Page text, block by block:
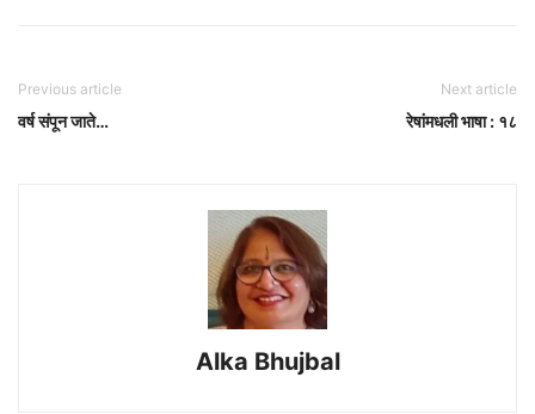
Previous article
वर्ष संपून जाते…
Next article
रेषांमधली भाषा : १८
Alka Bhujbal